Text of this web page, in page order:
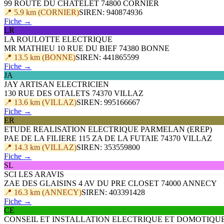
99 ROUTE DU CHATELET 74800 CORNIER
📍 5.9 km (CORNIER)SIREN: 940874936
Fiche →
LR
LA ROULOTTE ELECTRIQUE
MR MATHIEU 10 RUE DU BIEF 74380 BONNE
📍 13.5 km (BONNE)SIREN: 441865599
Fiche →
JA
JAY ARTISAN ELECTRICIEN
130 RUE DES OTALETS 74370 VILLAZ
📍 13.6 km (VILLAZ)SIREN: 995166667
Fiche →
ER
ETUDE REALISATION ELECTRIQUE PARMELAN (EREP)
PAE DE LA FILIERE 115 ZA DE LA FUTAIE 74370 VILLAZ
📍 14.3 km (VILLAZ)SIREN: 353559800
Fiche →
SL
SCI LES ARAVIS
ZAE DES GLAISINS 4 AV DU PRE CLOSET 74000 ANNECY
📍 16.3 km (ANNECY)SIREN: 403391428
Fiche →
CE
CONSEIL ET INSTALLATION ELECTRIQUE ET